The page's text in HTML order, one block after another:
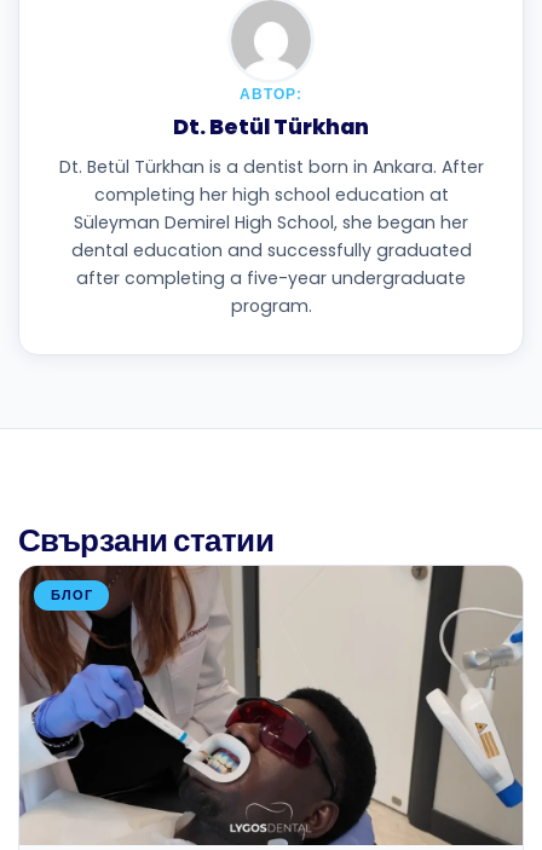
АВТОР:
Dt. Betül Türkhan
Dt. Betül Türkhan is a dentist born in Ankara. After
completing her high school education at
Süleyman Demirel High School, she began her
dental education and successfully graduated
after completing a five-year undergraduate
program.
Свързани статии
БЛОГ